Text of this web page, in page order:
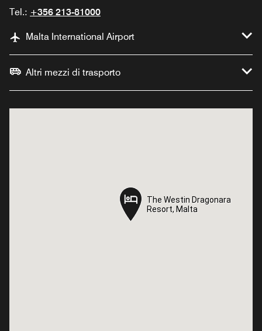
Tel.: +356 213-81000
Malta International Airport
Altri mezzi di trasporto
The Westin Dragonara
Resort, Malta
The Westin Dragonara
Resort, Malta